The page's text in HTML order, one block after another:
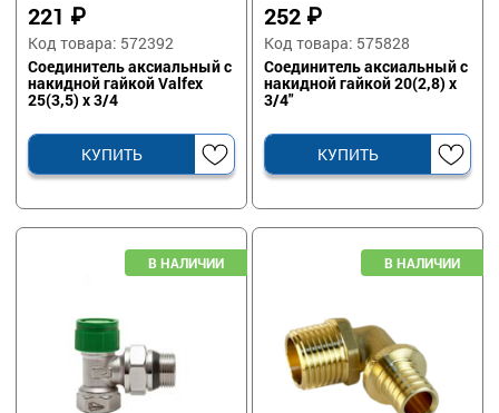
221 ₽
Код товара: 572392
Соединитель аксиальный с
накидной гайкой Valfex
25(3,5) х 3/4
КУПИТЬ
252 ₽
Код товара: 575828
Соединитель аксиальный с
накидной гайкой 20(2,8) х
3/4"
КУПИТЬ